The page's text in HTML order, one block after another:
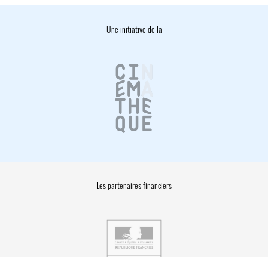
Une initiative de la
Les partenaires financiers